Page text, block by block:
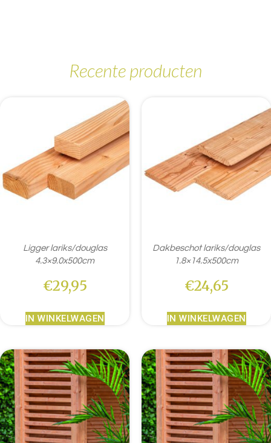
Recente producten
Ligger lariks/douglas
4.3×9.0x500cm
€29,95
IN WINKELWAGEN
Dakbeschot lariks/douglas
1.8×14.5x500cm
€24,65
IN WINKELWAGEN